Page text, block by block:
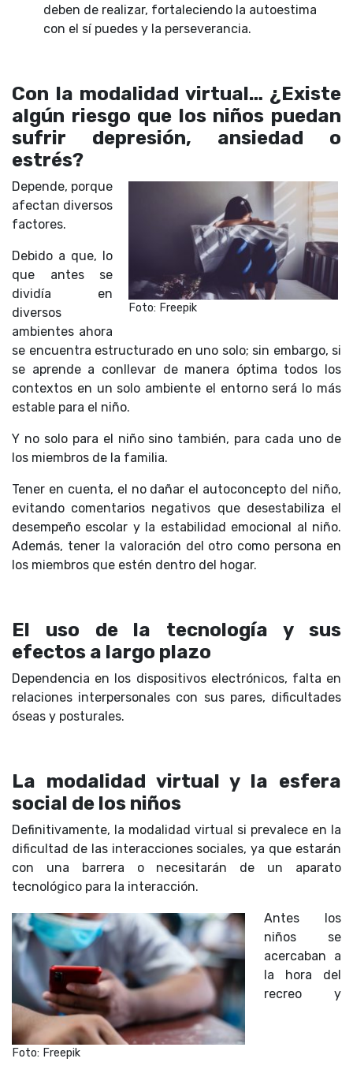
deben de realizar, fortaleciendo la autoestima
con el sí puedes y la perseverancia.
Con la modalidad virtual… ¿Existe
algún riesgo que los niños puedan
sufrir depresión, ansiedad o
estrés?
Foto: Freepik
Depende, porque
afectan diversos
factores.
Debido a que, lo
que antes se
dividía en
diversos
ambientes ahora
se encuentra estructurado en uno solo; sin embargo, si
se aprende a conllevar de manera óptima todos los
contextos en un solo ambiente el entorno será lo más
estable para el niño.
Y no solo para el niño sino también, para cada uno de
los miembros de la familia.
Tener en cuenta, el no dañar el autoconcepto del niño,
evitando comentarios negativos que desestabiliza el
desempeño escolar y la estabilidad emocional al niño.
Además, tener la valoración del otro como persona en
los miembros que estén dentro del hogar.
El uso de la tecnología y sus
efectos a largo plazo
Dependencia en los dispositivos electrónicos, falta en
relaciones interpersonales con sus pares, dificultades
óseas y posturales.
La modalidad virtual y la esfera
social de los niños
Definitivamente, la modalidad virtual si prevalece en la
dificultad de las interacciones sociales, ya que estarán
con una barrera o necesitarán de un aparato
tecnológico para la interacción.
Foto: Freepik
Antes los
niños se
acercaban a
la hora del
recreo y